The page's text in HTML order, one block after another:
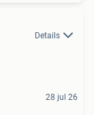
Details
28 jul 26